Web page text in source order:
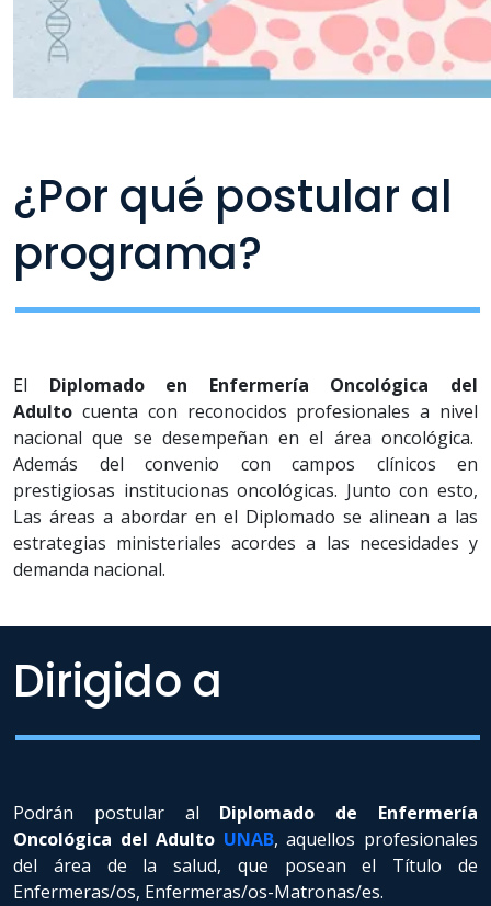
El Diplomado en Enfermería Oncológica del
Adulto cuenta con reconocidos profesionales a nivel
nacional que se desempeñan en el área oncológica.
Además del convenio con campos clínicos en
prestigiosas institucionas oncológicas. Junto con esto,
Las áreas a abordar en el Diplomado se alinean a las
estrategias ministeriales acordes a las necesidades y
demanda nacional.
¿Por qué postular al
programa?
Podrán postular al Diplomado de Enfermería
Oncológica del Adulto UNAB, aquellos profesionales
del área de la salud, que posean el Título de
Enfermeras/os, Enfermeras/os-Matronas/es.
Dirigido a